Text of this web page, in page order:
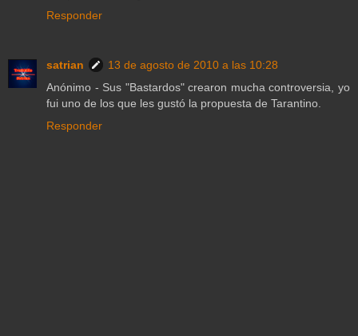
Responder
satrian
13 de agosto de 2010 a las 10:28
Anónimo - Sus "Bastardos" crearon mucha controversia, yo
fui uno de los que les gustó la propuesta de Tarantino.
Responder